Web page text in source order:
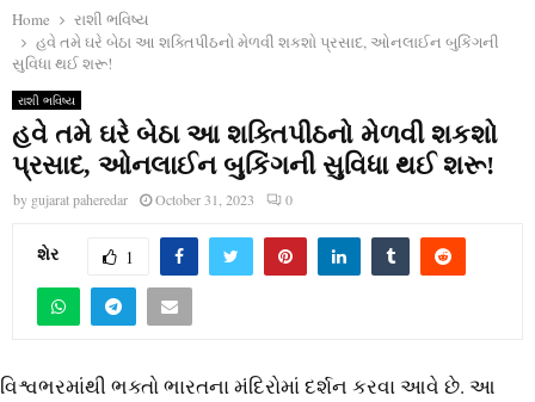
Home
રાશી ભવિષ્ય
હવે તમે ઘરે બેઠા આ શક્તિપીઠનો મેળવી શકશો પ્રસાદ, ઓનલાઈન બુકિંગની
સુવિધા થઈ શરૂ!
રાશી ભવિષ્ય
હવે તમે ઘરે બેઠા આ શક્તિપીઠનો મેળવી શકશો
પ્રસાદ, ઓનલાઈન બુકિંગની સુવિધા થઈ શરૂ!
by gujarat paheredar October 31, 2023 0
શેર 1
વિશ્વભરમાંથી ભક્તો ભારતના મંદિરોમાં દર્શન કરવા આવે છે. આ